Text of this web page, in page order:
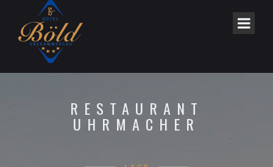
RESTAURANT
UHRMACHER